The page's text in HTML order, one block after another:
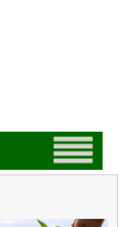
untuk Produk